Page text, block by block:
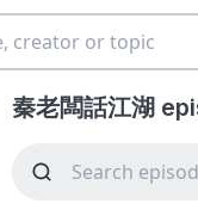
秦老闆話江湖